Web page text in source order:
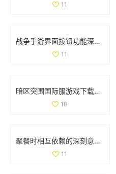
11
战争手游界面按钮功能深入分析：揭开无尽战斗的神秘面纱
11
暗区突围国际服游戏下载指南：畅享极致战斗体验
10
聚餐时相互依赖的深刻意义与人际关系探讨
11